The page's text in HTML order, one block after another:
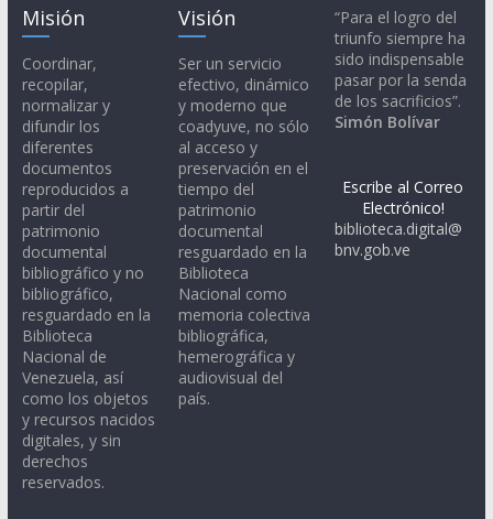
Misión
Coordinar,
recopilar,
normalizar y
difundir los
diferentes
documentos
reproducidos a
partir del
patrimonio
documental
bibliográfico y no
bibliográfico,
resguardado en la
Biblioteca
Nacional de
Venezuela, así
como los objetos
y recursos nacidos
digitales, y sin
derechos
reservados.
Visión
Ser un servicio
efectivo, dinámico
y moderno que
coadyuve, no sólo
al acceso y
preservación en el
tiempo del
patrimonio
documental
resguardado en la
Biblioteca
Nacional como
memoria colectiva
bibliográfica,
hemerográfica y
audiovisual del
país.
“Para el logro del
triunfo siempre ha
sido indispensable
pasar por la senda
de los sacrificios”.
Simón Bolívar
Escribe al Correo
Electrónico!
biblioteca.digital@
bnv.gob.ve